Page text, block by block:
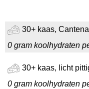
30+ kaas,
0 gram koolhydraten
30+ kaas, licht
0 gram koolhydraten